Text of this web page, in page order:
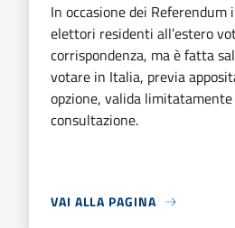
In occasione dei Referendum
elettori residenti all’estero
corrispondenza, ma è fatta
votare in Italia, previa
opzione, valida
consultazione.
VAI ALLA PAGINA